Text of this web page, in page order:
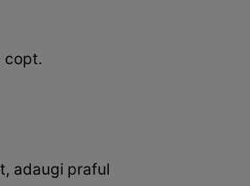
copt.
adaugi praful